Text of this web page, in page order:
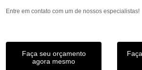
Entre em contato com um de nossos especialistas!
Faça seu orçamento
agora mesmo